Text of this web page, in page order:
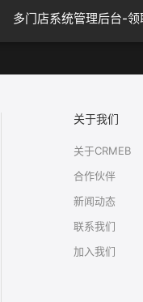
多门店系统管理后台-
关于我们
关于CRMEB
合作伙伴
新闻动态
联系我们
加入我们